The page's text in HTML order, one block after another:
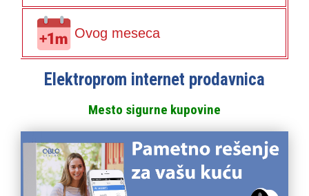
Ovog meseca
Elektroprom internet prodavnica
Mesto sigurne kupovine